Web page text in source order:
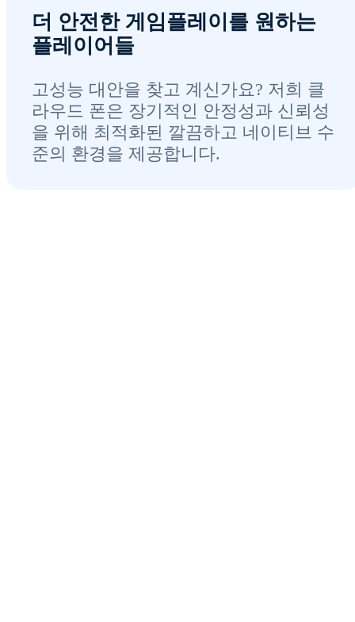
더 안전한 게임플레이를 원하는
플레이어들
고성능 대안을 찾고 계신가요? 저희 클
라우드 폰은 장기적인 안정성과 신뢰성
을 위해 최적화된 깔끔하고 네이티브 수
준의 환경을 제공합니다.